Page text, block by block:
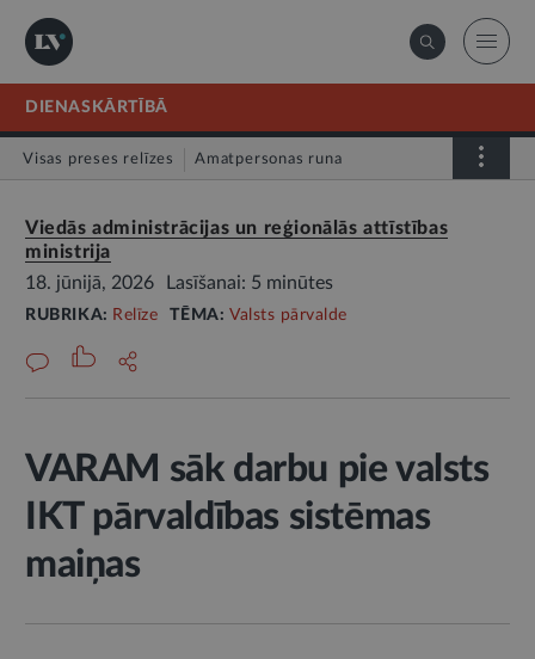
DIENASKĀRTĪBĀ
Visas preses relīzes Amatpersonas runa
Viedās administrācijas un reģionālās attīstības
ministrija
18. jūnijā, 2026
Lasīšanai: 5 minūtes
RUBRIKA: Relīze TĒMA:Valsts pārvalde
VARAM sāk darbu pie valsts
IKT pārvaldības sistēmas
maiņas